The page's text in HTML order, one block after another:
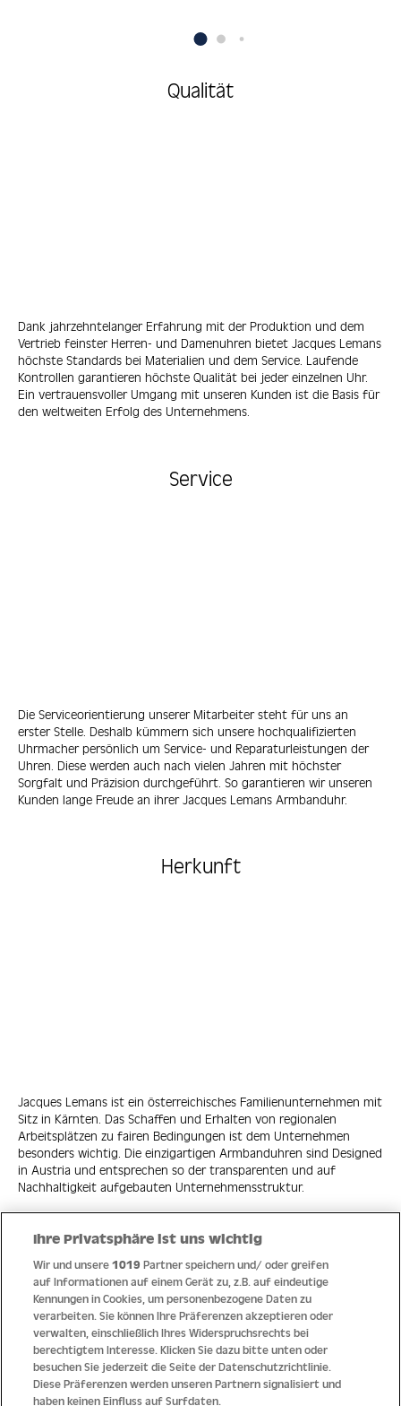
Qualität
Dank jahrzehntelanger Erfahrung mit der Produktion und dem
Vertrieb feinster Herren- und Damenuhren bietet Jacques Lemans
höchste Standards bei Materialien und dem Service. Laufende
Kontrollen garantieren höchste Qualität bei jeder einzelnen Uhr.
Ein vertrauensvoller Umgang mit unseren Kunden ist die Basis für
den weltweiten Erfolg des Unternehmens.
Service
Die Serviceorientierung unserer Mitarbeiter steht für uns an
erster Stelle. Deshalb kümmern sich unsere hochqualifizierten
Uhrmacher persönlich um Service- und Reparaturleistungen der
Uhren. Diese werden auch nach vielen Jahren mit höchster
Sorgfalt und Präzision durchgeführt. So garantieren wir unseren
Kunden lange Freude an ihrer Jacques Lemans Armbanduhr.
Herkunft
Jacques Lemans ist ein österreichisches Familienunternehmen mit
Sitz in Kärnten. Das Schaffen und Erhalten von regionalen
Arbeitsplätzen zu fairen Bedingungen ist dem Unternehmen
besonders wichtig. Die einzigartigen Armbanduhren sind Designed
in Austria und entsprechen so der transparenten und auf
Nachhaltigkeit aufgebauten Unternehmensstruktur.
Quick Links
Hilfe
Unternehmen
Socials
Ihre Privatsphäre ist uns wichtig
Wir und unsere1019 Partner speichern und/ oder greifen
auf Informationen auf einem Gerät zu, z.B. auf eindeutige
Kennungen in Cookies, um personenbezogene Daten zu
verarbeiten. Sie können Ihre Präferenzen akzeptieren oder
verwalten, einschließlich Ihres Widerspruchsrechts bei
berechtigtem Interesse. Klicken Sie dazu bitte unten oder
besuchen Sie jederzeit die Seite der Datenschutzrichtlinie.
Diese Präferenzen werden unseren Partnern signalisiert und
haben keinen Einfluss auf Surfdaten.